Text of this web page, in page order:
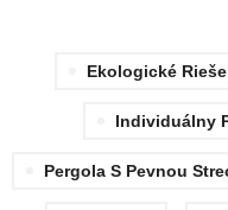
Ekologické
Individuálny
Pergola S Pevnou